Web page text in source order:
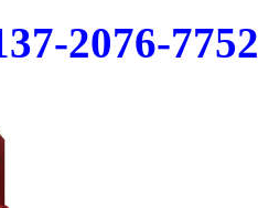
2076-7752